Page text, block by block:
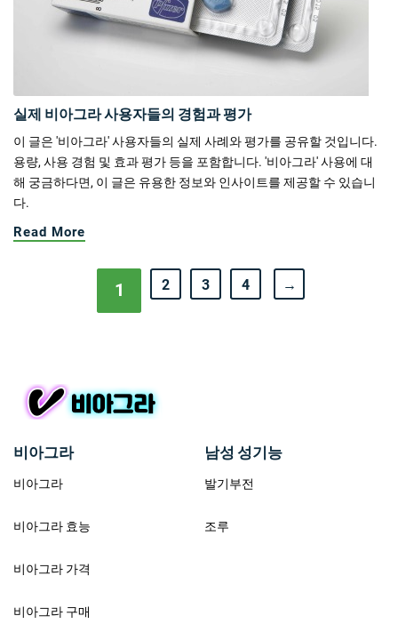
실제 비아그라 사용자들의 경험과 평가
이 글은 '비아그라' 사용자들의 실제 사례와 평가를 공유할 것입니다.
용량, 사용 경험 및 효과 평가 등을 포함합니다. '비아그라' 사용에 대
해 궁금하다면, 이 글은 유용한 정보와 인사이트를 제공할 수 있습니
다.
Read More
1 2 3 4 →
비아그라
비아그라
비아그라 효능
비아그라 가격
비아그라 구매
남성 성기능
발기부전
조루